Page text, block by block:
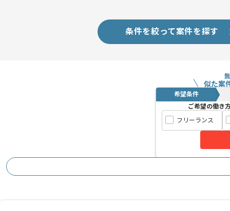
条件を絞って案件を探す
似た案
希望条件
ご希望の働き
フリーランス